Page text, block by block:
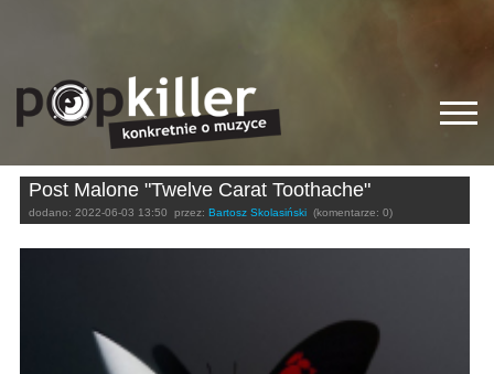
Post Malone "Twelve Carat Toothache"
dodano: 2022-06-03 13:50 przez: Bartosz Skolasiński (komentarze: 0)